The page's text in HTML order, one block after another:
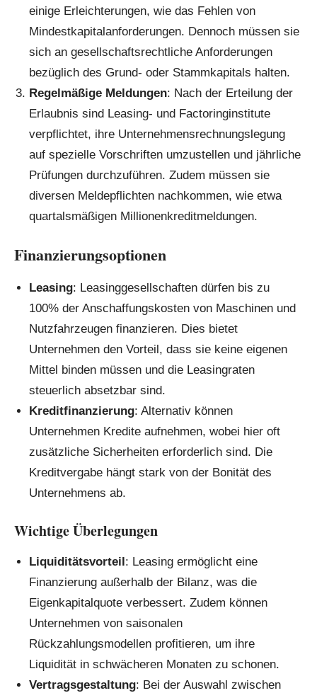
einige Erleichterungen, wie das Fehlen von
Mindestkapitalanforderungen. Dennoch müssen sie
sich an gesellschaftsrechtliche Anforderungen
bezüglich des Grund- oder Stammkapitals halten.
Regelmäßige Meldungen: Nach der Erteilung der
Erlaubnis sind Leasing- und Factoringinstitute
verpflichtet, ihre Unternehmensrechnungslegung
auf spezielle Vorschriften umzustellen und jährliche
Prüfungen durchzuführen. Zudem müssen sie
diversen Meldepflichten nachkommen, wie etwa
quartalsmäßigen Millionenkreditmeldungen.
Finanzierungsoptionen
Leasing: Leasinggesellschaften dürfen bis zu
100% der Anschaffungskosten von Maschinen und
Nutzfahrzeugen finanzieren. Dies bietet
Unternehmen den Vorteil, dass sie keine eigenen
Mittel binden müssen und die Leasingraten
steuerlich absetzbar sind.
Kreditfinanzierung: Alternativ können
Unternehmen Kredite aufnehmen, wobei hier oft
zusätzliche Sicherheiten erforderlich sind. Die
Kreditvergabe hängt stark von der Bonität des
Unternehmens ab.
Wichtige Überlegungen
Liquiditätsvorteil: Leasing ermöglicht eine
Finanzierung außerhalb der Bilanz, was die
Eigenkapitalquote verbessert. Zudem können
Unternehmen von saisonalen
Rückzahlungsmodellen profitieren, um ihre
Liquidität in schwächeren Monaten zu schonen.
Vertragsgestaltung: Bei der Auswahl zwischen